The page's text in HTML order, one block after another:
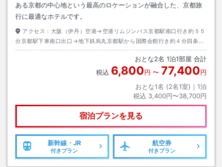
ある京都の中心地という最高のロケーションが融合した、京都旅
行に最適なホテルです。
アクセス： 大阪（伊丹）空港→空港リムジンバス京都駅南口行き約５５
分京都駅下車南口出口→地下鉄烏丸京都駅から国際会館行き約４分四条駅
下車改札２４番出口→徒歩約６分
おとな2名 1泊1部屋 合計
税込 6,800円 〜 77,400円
おとな1名 (2名1室)｜ 1泊
税込 3,400円〜38,700円
宿泊プランを見る
新幹線・JR
付きプラン
航空券
付きプラン